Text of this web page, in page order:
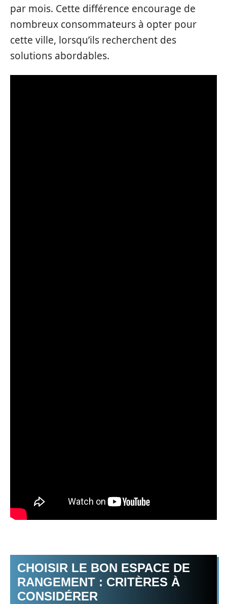
par mois. Cette différence encourage de
nombreux consommateurs à opter pour
cette ville, lorsqu’ils recherchent des
solutions abordables.
CHOISIR LE BON ESPACE DE
RANGEMENT : CRITÈRES À
CONSIDÉRER